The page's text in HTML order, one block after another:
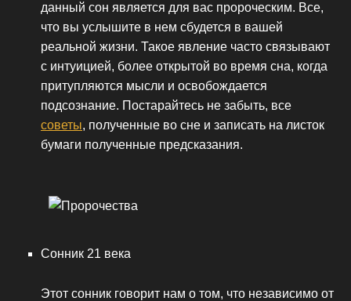
данный сон является для вас пророческим. Все,
что вы услышите в нем сбудется в вашей
реальной жизни. Такое явление часто связывают
с интуицией, более открытой во время сна, когда
притупляются мысли и освобождается
подсознание. Постарайтесь не забыть, все
советы, полученные во сне и записать на листок
бумаги полученные предсказания.
Сонник 21 века
Этот сонник говорит нам о том, что независимо от